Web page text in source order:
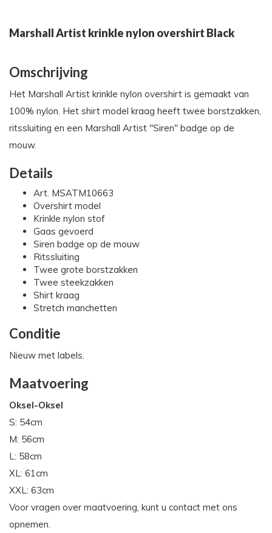
Marshall Artist krinkle nylon overshirt Black
Omschrijving
Het Marshall Artist krinkle nylon overshirt is gemaakt van
100% nylon. Het shirt model kraag heeft twee borstzakken,
ritssluiting en een Marshall Artist "Siren" badge op de
mouw.
Details
Art. MSATM10663
Overshirt model
Krinkle nylon stof
Gaas gevoerd
Siren badge op de mouw
Ritssluiting
Twee grote borstzakken
Twee steekzakken
Shirt kraag
Stretch manchetten
Conditie
Nieuw met labels.
Maatvoering
Oksel-Oksel
S: 54cm
M: 56cm
L: 58cm
XL: 61cm
XXL: 63cm
Voor vragen over maatvoering, kunt u contact met ons
opnemen.